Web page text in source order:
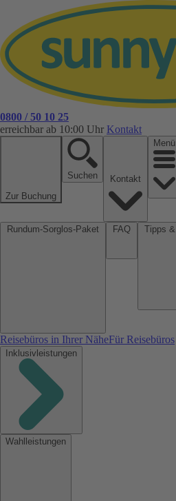
0800 / 50 10 25
erreichbar ab 10:00 Uhr Kontakt
Zur Buchung
Suchen
Menü
Reisebüros in Ihrer NäheFür Reisebüros
Inklusivleistungen
Wahlleistungen